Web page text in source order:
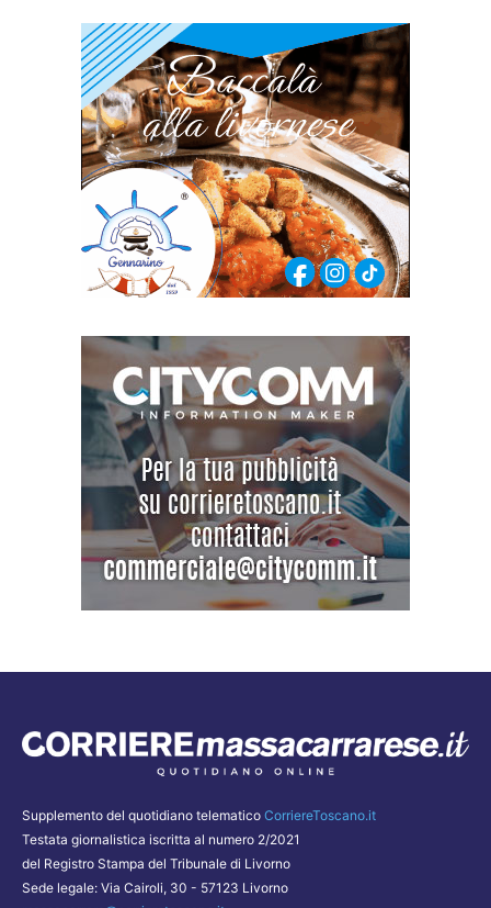
Supplemento del quotidiano telematico CorriereToscano.it
Testata giornalistica iscritta al numero 2/2021
del Registro Stampa del Tribunale di Livorno
Sede legale: Via Cairoli, 30 - 57123 Livorno